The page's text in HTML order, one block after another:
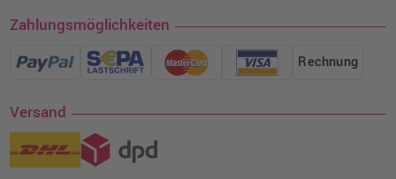
Zahlungsmöglichkeiten
Rechnung
Versand